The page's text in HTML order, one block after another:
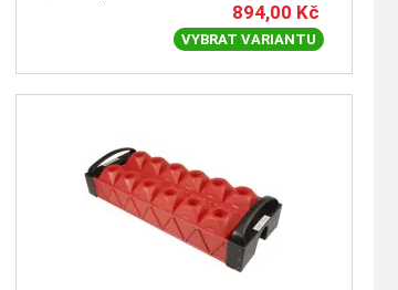
894,00 Kč
VYBRAT VARIANTU